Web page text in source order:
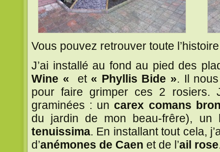
Vous pouvez retrouver toute
J’ai installé au fond au pied des
Wine «
et « Phyllis Bide ». Il
pour faire grimper ces 2 rosiers.
graminées : un carex comans
du jardin de mon beau-frêre), un
tenuissima. En installant tout cela,
d’anémones de Caen et de l’ail rose